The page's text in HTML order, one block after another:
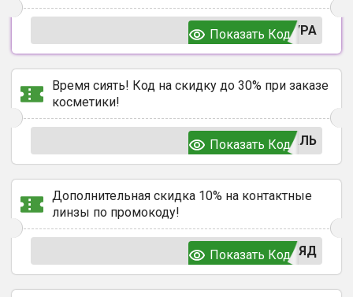
УРА
Показать Код
Время сиять! Код на скидку до 30% при заказе
косметики!
АЛЬ
Показать Код
Дополнительная скидка 10% на контактные
линзы по промокоду!
ЛЯД
Показать Код